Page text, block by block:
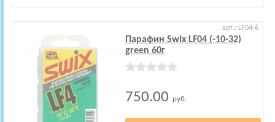
арт.: LF04-6
Парафин Swix LF04 (-10-32)
green 60г
750.00 руб.